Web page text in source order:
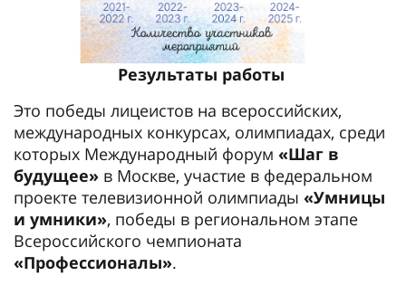
Результаты работы
Это победы лицеистов на всероссийских,
международных конкурсах, олимпиадах, среди
которых Международный форум «Шаг в
будущее» в Москве, участие в федеральном
проекте телевизионной олимпиады «Умницы
и умники», победы в региональном этапе
Всероссийского чемпионата
«Профессионалы».